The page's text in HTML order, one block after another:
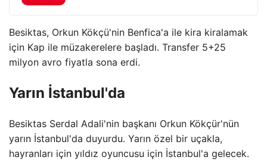
Besiktas, Orkun Kökçü'nin Benfica'a ile kira kiralamak
için Kap ile müzakerelere başladı. Transfer 5+25
milyon avro fiyatla sona erdi.
Yarın İstanbul'da
Besiktas Serdal Adali'nin başkanı Orkun Kökçür'nün
yarın İstanbul'da duyurdu. Yarın özel bir uçakla,
hayranları için yıldız oyuncusu için İstanbul'a gelecek.